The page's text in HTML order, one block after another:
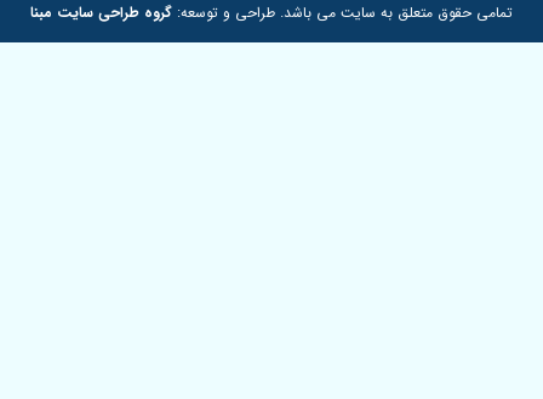
تمامی حقوق متعلق به سایت می باشد. طراحی و توسعه: گروه طراحی سایت مبنا